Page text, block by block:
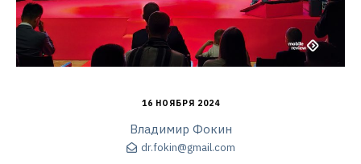
16 НОЯБРЯ 2024
Владимир Фокин
dr.fokin@gmail.com